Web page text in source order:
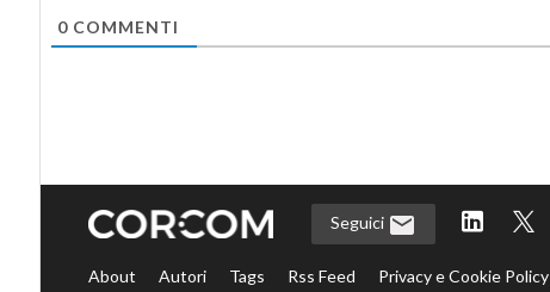
0COMMENTI
Seguici
About Autori Tags Rss Feed Privacy e Cookie Policy